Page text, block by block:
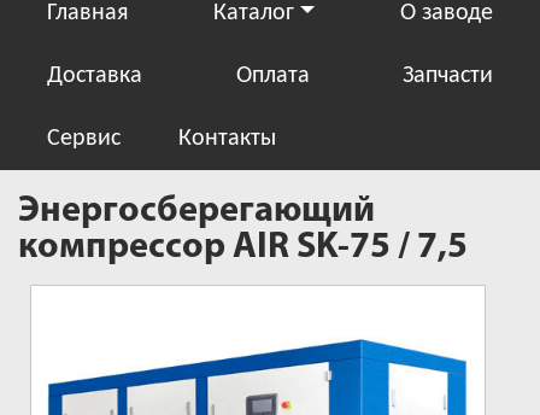
Главная Каталог О заводе
Доставка Оплата Запчасти
Сервис Контакты
Энергосберегающий
компрессор AIR SK-75 / 7,5